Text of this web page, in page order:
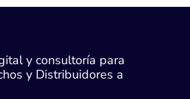
y consultoría para
y Distribuidores a